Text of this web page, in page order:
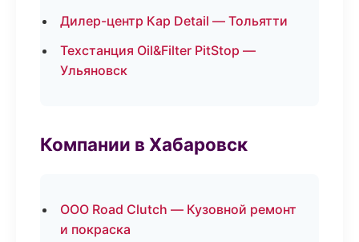
Дилер-центр Кар Detail — Тольятти
Техстанция Oil&Filter PitStop —
Ульяновск
Компании в Хабаровск
ООО Road Clutch — Кузовной ремонт
и покраска